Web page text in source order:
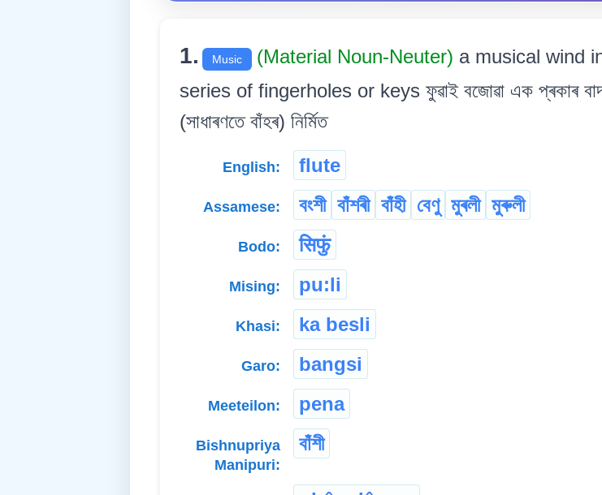
1. Music (Material Noun-Neuter) a musical wind
series of fingerholes or keys ফুৱাই বজোৱা এক প্ৰকাৰ বাদ্য
(সাধাৰণতে বাঁহৰ) নিৰ্মিত
English: flute
Assamese: বংশী বাঁশৰী বাঁহী বেণু মুৰলী মুৰুলী
Bodo: सिफुं
Mising: pu:li
Khasi: ka besli
Garo: bangsi
Meeteilon: pena
Bishnupriya
Manipuri:
বাঁশী